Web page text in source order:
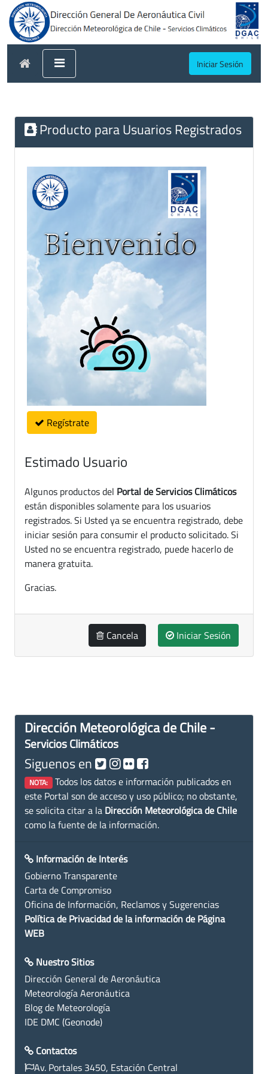
Iniciar Sesión
Producto para Usuarios Registrados
Regístrate
Estimado Usuario
Algunos productos del Portal de Servicios Climáticos
están disponibles solamente para los usuarios
registrados. Si Usted ya se encuentra registrado, debe
iniciar sesión para consumir el producto solicitado. Si
Usted no se encuentra registrado, puede hacerlo de
manera gratuita.
Gracias.
Cancela Iniciar Sesión
Dirección Meteorológica de Chile -
Servicios Climáticos
Siguenos en
NOTA: Todos los datos e información publicados en
este Portal son de acceso y uso público; no obstante,
se solicita citar a la Dirección Meteorológica de Chile
como la fuente de la información.
Información de Interés
Gobierno Transparente
Carta de Compromiso
Oficina de Información, Reclamos y Sugerencias
Política de Privacidad de la información de Página
WEB
Nuestro Sitios
Dirección General de Aeronáutica
Meteorología Aeronáutica
Blog de Meteorología
IDE DMC (Geonode)
Contactos
Av. Portales 3450, Estación Central